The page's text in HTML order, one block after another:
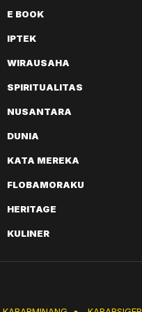
E BOOK
IPTEK
WIRAUSAHA
SPIRITUALITAS
NUSANTARA
DUNIA
KATA MEREKA
FLOBAMORAKU
HERITAGE
KULINER